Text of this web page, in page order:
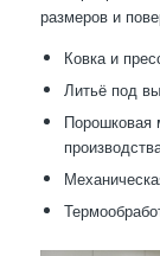
размеров и
Ковка и
Литьё под
Порошковая